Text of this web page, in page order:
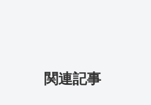
関連記事